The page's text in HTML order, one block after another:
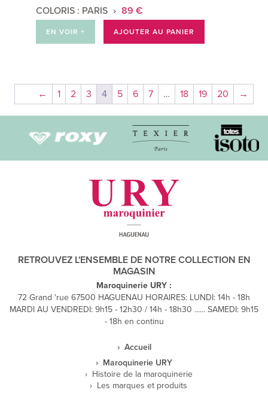
COLORIS : PARIS 89 €
EN VOIR + AJOUTER AU PANIER
← 1 2 3 4 5 6 7 … 18 19 20 →
RETROUVEZ L'ENSEMBLE DE NOTRE COLLECTION EN
MAGASIN
Maroquinerie URY :
72 Grand 'rue 67500 HAGUENAU HORAIRES: LUNDI: 14h - 18h
MARDI AU VENDREDI: 9h15 - 12h30 / 14h - 18h30 ...... SAMEDI: 9h15
- 18h en continu
Accueil
Maroquinerie URY
Histoire de la maroquinerie
Les marques et produits